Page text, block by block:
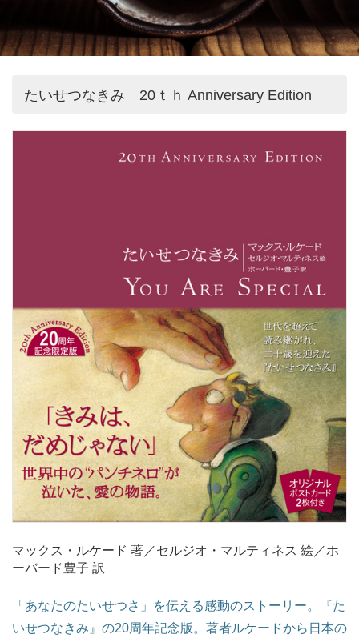
たいせつなきみ 20ｔｈ Anniversary Edition
マックス・ルケード 著／セルジオ・マルティネス 絵／ホ
ーバード豊子 訳
「あなたのたいせつさ」を伝える感動のストーリー。『た
いせつなきみ』の20周年記念版。著者ルケードから日本の